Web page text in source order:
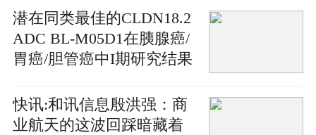
潜在同类最佳的CLDN18.2
ADC BL-M05D1在胰腺癌/
胃癌/胆管癌中I期研究结果
快讯:和讯信息殷洪强：商
业航天的这波回踩暗藏着